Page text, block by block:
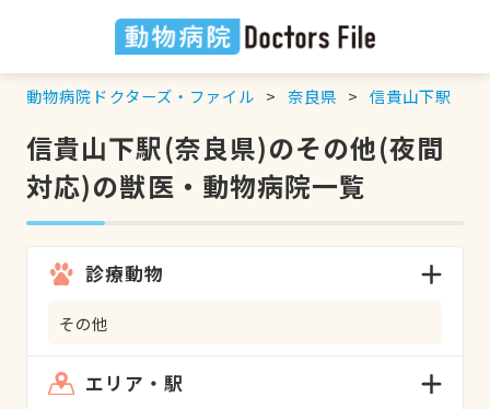
動物病院ドクターズ・ファイル 奈良県 信貴山下駅
信貴山下駅(奈良県)のその他(夜間
対応)の獣医・動物病院一覧
診療動物
その他
エリア・駅